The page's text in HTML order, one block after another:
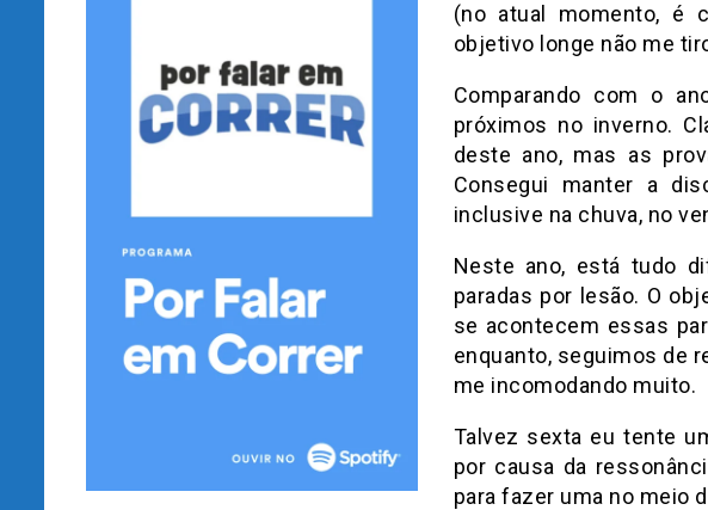
(no atual momento, é
objetivo longe não me
Comparando com o
próximos no inverno.
deste ano, mas as
Consegui manter a
inclusive na chuva, no
Neste ano, está tudo
paradas por lesão. O
se acontecem essas
enquanto, seguimos de
me incomodando muito.
Talvez sexta eu tente
por causa da
para fazer uma no meio